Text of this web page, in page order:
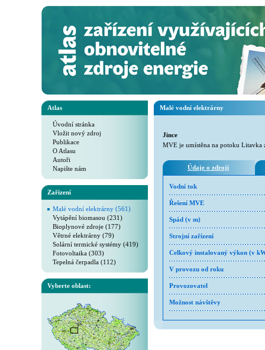
Atlas
Úvodní stránka
Vložit nový zdroj
Publikace
O Atlasu
Autoři
Napište nám
Zařízení
Malé vodní elektrárny (561)
Vytápění biomasou (231)
Bioplynové zdroje (177)
Větrné elektrárny (79)
Solární termické systémy (419)
Fotovoltaika (303)
Tepelná čerpadla (112)
Vyberte oblast:
Malé vodní elektrárny
Jince
MVE je umístěna na potoku Litavka
Údaje o zdroji
Vodní tok
Řešení MVE
Spád (v m)
Strojní zařízení
Celkový instalovaný výkon (v
V provozu od roku
Provozovatel
Možnost návštěvy